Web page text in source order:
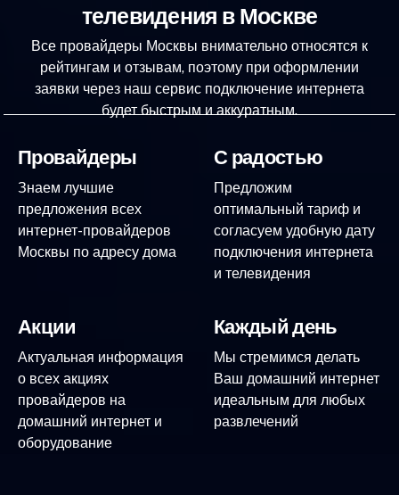
телевидения в Москве
Все провайдеры Москвы внимательно относятся к
рейтингам и отзывам, поэтому при оформлении
заявки через наш сервис подключение интернета
будет быстрым и аккуратным.
Провайдеры
Знаем лучшие
предложения всех
интернет-провайдеров
Москвы по адресу дома
С радостью
Предложим
оптимальный тариф и
согласуем удобную дату
подключения интернета
и телевидения
Акции
Актуальная информация
о всех акциях
провайдеров на
домашний интернет и
оборудование
Каждый день
Мы стремимся делать
Ваш домашний интернет
идеальным для любых
развлечений